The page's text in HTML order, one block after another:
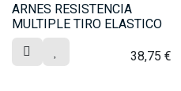
ARNES RESISTENCIA
MULTIPLE TIRO ELASTICO
38,75 €